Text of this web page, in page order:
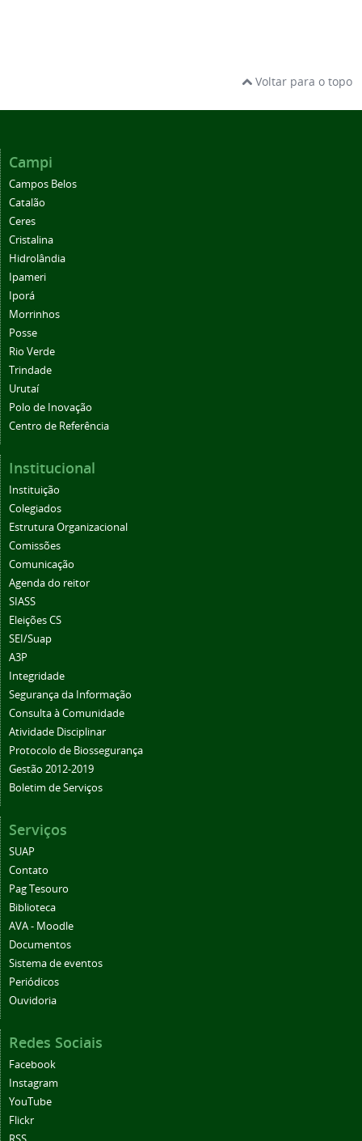
Campos Belos
Catalão
Ceres
Cristalina
Hidrolândia
Ipameri
Iporá
Morrinhos
Posse
Rio Verde
Trindade
Urutaí
Polo de Inovação
Centro de Referência
Instituição
Colegiados
Estrutura Organizacional
Comissões
Comunicação
Agenda do reitor
SIASS
Eleições CS
SEI/Suap
A3P
Integridade
Segurança da Informação
Consulta à Comunidade
Atividade Disciplinar
Protocolo de Biossegurança
Gestão 2012-2019
Boletim de Serviços
SUAP
Contato
Pag Tesouro
Biblioteca
AVA - Moodle
Documentos
Sistema de eventos
Periódicos
Ouvidoria
Facebook
Instagram
YouTube
Flickr
RSS